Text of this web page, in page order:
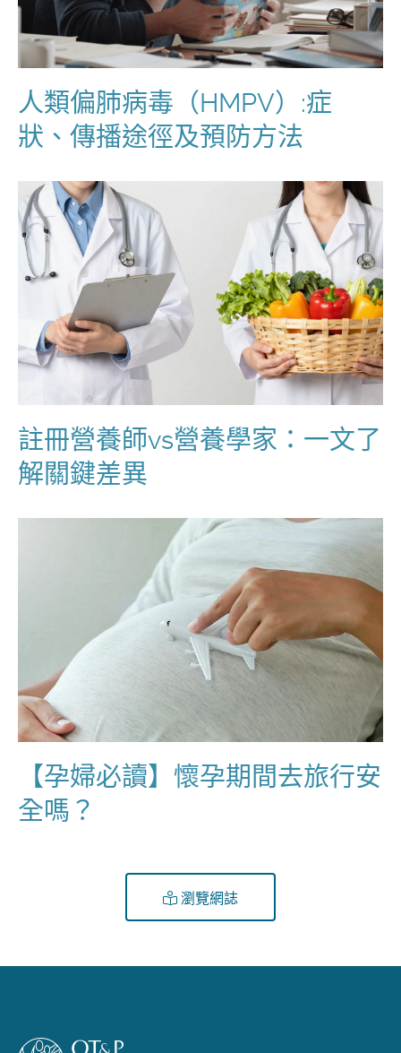
人類偏肺病毒（HMPV）:症
狀、傳播途徑及預防方法
註冊營養師vs營養學家：一文了
解關鍵差異
【孕婦必讀】懷孕期間去旅行安
全嗎？
瀏覽網誌